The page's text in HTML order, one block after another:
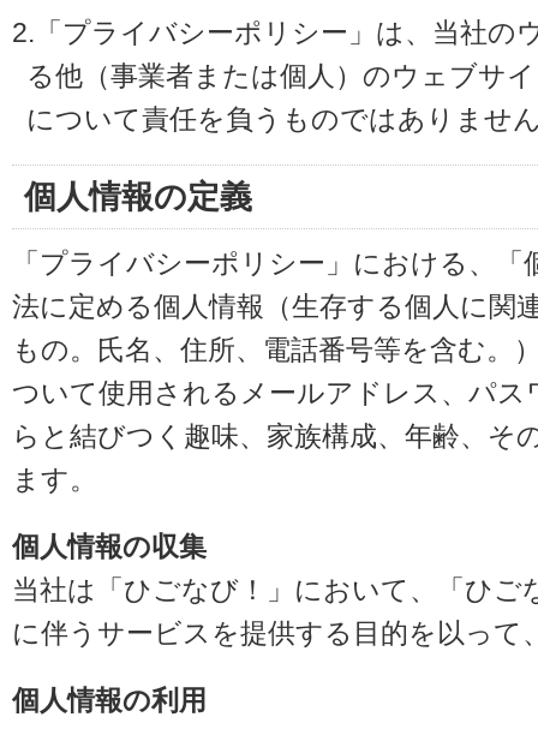
2.「プライバシーポリシー」は、当社の
る他（事業者または個人）のウェブサ
について責任を負うものではありませ
個人情報の定義
「プライバシーポリシー」における、
法に定める個人情報（生存する個人に関
もの。氏名、住所、電話番号等を含む。
ついて使用されるメールアドレス、パ
らと結びつく趣味、家族構成、年齢、そ
ます。
個人情報の収集
当社は「ひごなび！」において、「ひ
に伴うサービスを提供する目的を以って
個人情報の利用